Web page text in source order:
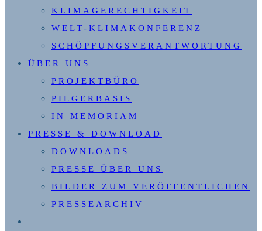
KLIMAGERECHTIGKEIT
WELT-KLIMAKONFERENZ
SCHÖPFUNGSVERANTWORTUNG
ÜBER UNS
PROJEKTBÜRO
PILGERBASIS
IN MEMORIAM
PRESSE & DOWNLOAD
DOWNLOADS
PRESSE ÜBER UNS
BILDER ZUM VERÖFFENTLICHEN
PRESSEARCHIV